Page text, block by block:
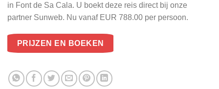
in Font de Sa Cala. U boekt deze reis direct bij onze
partner Sunweb. Nu vanaf EUR 788.00 per persoon.
PRIJZEN EN BOEKEN